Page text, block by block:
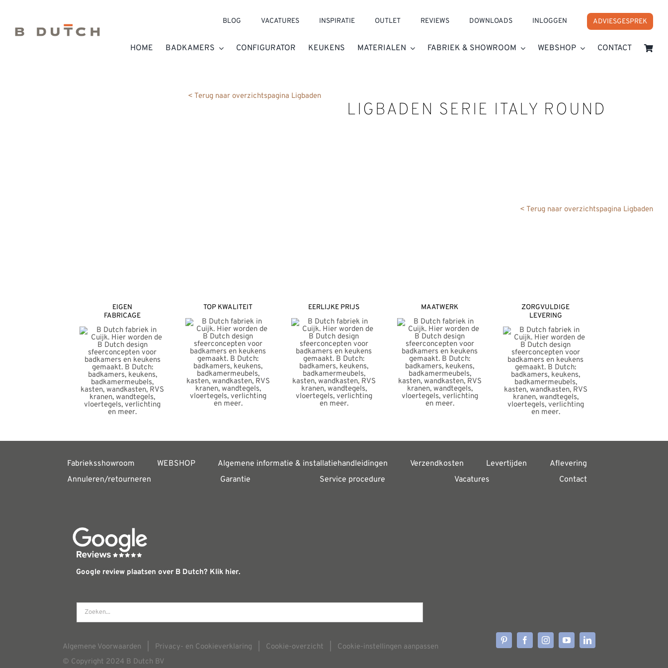
inhoud
BLOG VACATURES INSPIRATIE OUTLET REVIEWS DOWNLOADS INLOGGEN ADVIESGESPREK
HOME BADKAMERS CONFIGURATOR KEUKENS MATERIALEN FABRIEK & SHOWROOM WEBSHOP CONTACT
< Terug naar overzichtspagina Ligbaden
LIGBADEN SERIE ITALY ROUND
< Terug naar overzichtspagina Ligbaden
EIGEN
FABRICAGE
TOP KWALITEIT EERLIJKE PRIJS MAATWERK
ZORGVULDIGE
LEVERING
Fabrieksshowroom WEBSHOP Algemene informatie & installatiehandleidingen Verzendkosten Levertijden
Aflevering
Annuleren/retourneren
Garantie Service procedure Vacatures Contact
Google review plaatsen over B Dutch? Klik hier.
Algemene Voorwaarden Privacy- en Cookieverklaring Cookie-overzicht
Cookie-instellingen aanpassen
© Copyright 2024 B Dutch BV